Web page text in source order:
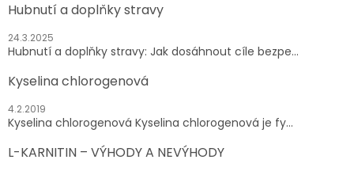
Hubnutí a doplňky stravy
24.3.2025
Hubnutí a doplňky stravy: Jak dosáhnout cíle bezpe...
Kyselina chlorogenová
4.2.2019
Kyselina chlorogenová Kyselina chlorogenová je fy...
L-KARNITIN – VÝHODY A NEVÝHODY